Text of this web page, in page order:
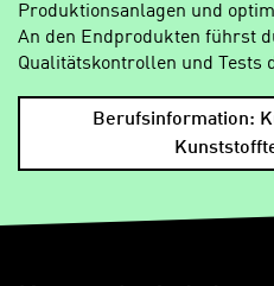
Produktionsanlagen und
An den Endprodukten führst
Qualitätskontrollen und Tests
Berufsinformation: